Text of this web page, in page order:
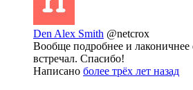
Den Alex Smith @netcrox
Вообще подробнее и лаконичнее
встречал. Спасибо!
Написано более трёх лет назад